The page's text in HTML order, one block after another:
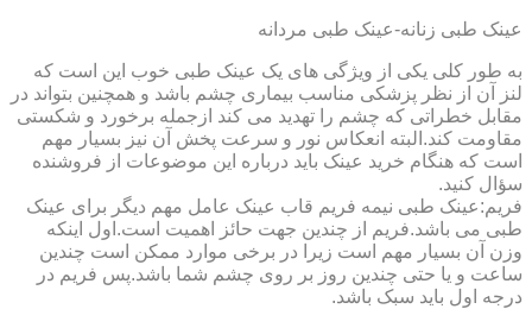
عینک طبی زنانه-عینک طبی مردانه
به طور کلی یکی از ویژگی های یک عینک طبی خوب این است که
لنز آن از نظر پزشکی مناسب بیماری چشم باشد و همچنین بتواند در
مقابل خطراتی که چشم را تهدید می کند ازجمله برخورد و شکستی
مقاومت کند.البته انعکاس نور و سرعت پخش آن نیز بسیار مهم
است که هنگام خرید عینک باید درباره این موضوعات از فروشنده
سؤال کنید.
فریم:عینک طبی نیمه فریم قاب عینک عامل مهم دیگر برای عینک
طبی می باشد.فریم از چندین جهت حائز اهمیت است.اول اینکه
وزن آن بسیار مهم است زیرا در برخی موارد ممکن است چندین
ساعت و یا حتی چندین روز بر روی چشم شما باشد.پس فریم در
درجه اول باید سبک باشد.